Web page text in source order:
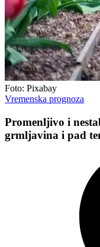
Foto: Pixabay
Vremenska prognoza
Promenljivo i
grmljavina i pad